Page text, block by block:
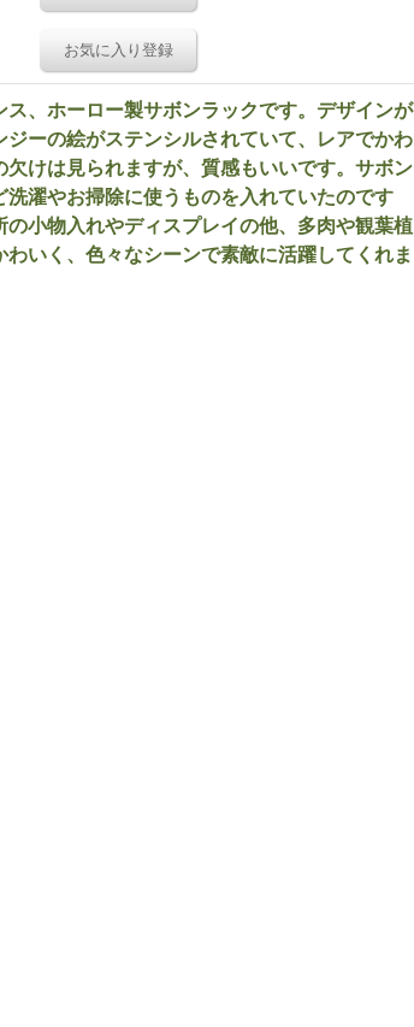
お気に入り登録
ス、ホーロー製サボンラックです。デザインが
ジーの絵がステンシルされていて、レアでかわ
欠けは見られますが、質感もいいです。サボン
洗濯やお掃除に使うものを入れていたのです
の小物入れやディスプレイの他、多肉や観葉植
いく、色々なシーンで素敵に活躍してくれま